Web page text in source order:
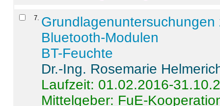
7
Bluetooth-Modulen
BT-Feuchte
Dr.-Ing. Rosemarie
Laufzeit: 01.02.2016-
Mittelgeber: FuE-